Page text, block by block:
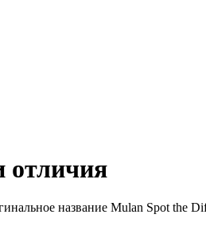
отличия
название Mulan Spot the